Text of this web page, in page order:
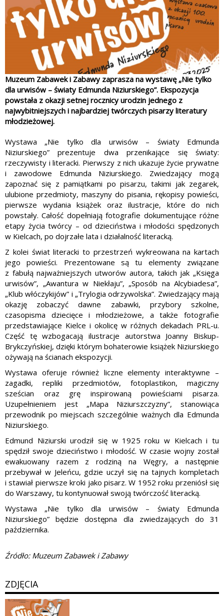
Muzeum Zabawek i Zabawy zaprasza na wystawę „Nie tylko
dla urwisów – światy Edmunda Niziurskiego”. Ekspozycja
powstała z okazji setnej rocznicy urodzin jednego z
najwybitniejszych i najbardziej twórczych pisarzy literatury
młodzieżowej.
Wystawa „Nie tylko dla urwisów – światy Edmunda
Niziurskiego” prezentuje dwa przenikające się światy:
rzeczywisty i literacki. Pierwszy z nich ukazuje życie prywatne
i zawodowe Edmunda Niziurskiego. Zwiedzający mogą
zapoznać się z pamiątkami po pisarzu, takimi jak zegarek,
ulubione przedmioty, maszyny do pisania, rękopisy powieści,
pierwsze wydania książek oraz ilustracje, które do nich
powstały. Całość dopełniają fotografie dokumentujące różne
etapy życia twórcy – od dzieciństwa i młodości spędzonych
w Kielcach, po dojrzałe lata i działalność literacką.
Z kolei świat literacki to przestrzeń wykreowana na kartach
jego powieści. Prezentowane są tu elementy związane
z fabułą najważniejszych utworów autora, takich jak „Księga
urwisów”, „Awantura w Niekłaju”, „Sposób na Alcybiadesa”,
„Klub włóczykijów” i „Trylogia odrzywolska”. Zwiedzający mają
okazję zobaczyć dawne zabawki, przybory szkolne,
czasopisma dziecięce i młodzieżowe, a także fotografie
przedstawiające Kielce i okolicę w różnych dekadach PRL-u.
Część tę wzbogacają ilustracje autorstwa Joanny Biskup-
Brykczyńskiej, dzięki którym bohaterowie książek Niziurskiego
ożywają na ścianach ekspozycji.
Wystawa oferuje również liczne elementy interaktywne –
zagadki, repliki przedmiotów, fotoplastikon, magiczny
sześcian oraz grę inspirowaną powieściami pisarza.
Uzupełnieniem jest „Mapa Niziurszczyzny”, stanowiąca
przewodnik po miejscach szczególnie ważnych dla Edmunda
Niziurskiego.
Edmund Niziurski urodził się w 1925 roku w Kielcach i tu
spędził swoje dzieciństwo i młodość. W czasie wojny został
ewakuowany razem z rodziną na Węgry, a następnie
przebywał w Jeleńcu, gdzie uczył się na tajnych kompletach
i stawiał pierwsze kroki jako pisarz. W 1952 roku przeniósł się
do Warszawy, tu kontynuował swoją twórczość literacką.
Wystawa „Nie tylko dla urwisów – światy Edmunda
Niziurskiego” będzie dostępna dla zwiedzających do 31
października.
Źródło: Muzeum Zabawek i Zabawy
ZDJĘCIA